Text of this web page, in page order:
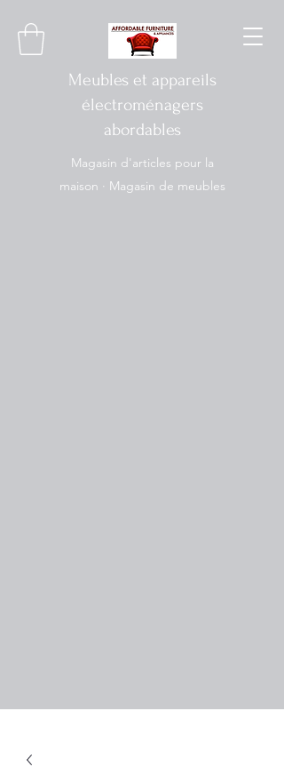
Meubles et appareils
électroménagers
abordables
Magasin d'articles pour la
maison · Magasin de meubles